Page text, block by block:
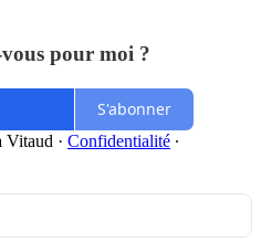
pour moi ?
S'abonner
Vitaud · Confidentialité ∙